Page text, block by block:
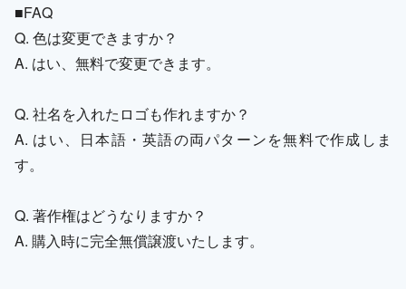
■FAQ
Q. 色は変更できますか？
A. はい、無料で変更できます。
Q. 社名を入れたロゴも作れますか？
A. はい、日本語・英語の両パターンを無料で作成しま
す。
Q. 著作権はどうなりますか？
A. 購入時に完全無償譲渡いたします。